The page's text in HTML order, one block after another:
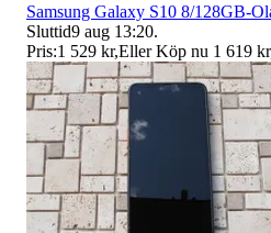
Samsung Galaxy S10 8/128GB-
Sluttid9 aug 13:20.
Pris:1 529 kr,Eller Köp nu 1 619 kr